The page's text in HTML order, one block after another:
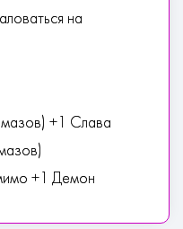
на
+1 Слава
+1 Демон